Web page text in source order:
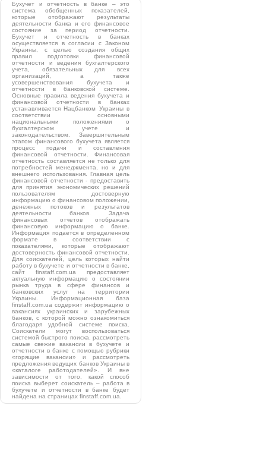
Бухучет и отчетность в банке – это
система обобщенных показателей,
которые отображают результаты
деятельности банка и его финансовое
состояние за период отчетности.
Бухучет и отчетность в банках
осуществляется в согласии с Законом
Украины, с целью создания общих
правил подготовки финансовой
отчетности и ведения бухгалтерского
учета, обязательных для всех
организаций, а также
усовершенствования бухучета и
отчетности в банковской системе.
Основные правила ведения бухучета и
финансовой отчетности в банках
устанавливается Нацбанком Украины в
соответствии основными
национальными положениями о
бухгалтерском учете и
законодательством. Завершительным
этапом финансового бухучета является
процесс подачи и составления
финансовой отчетности. Финансовая
отчетность составляется не только для
потребностей менеджмента, но и для
внешнего использования. Главная цель
финансовой отчетности - предоставить
для принятия экономических решений
пользователям достоверную
информацию о финансовом положении,
денежных потоков и результатов
деятельности банков. Задача
финансовых отчетов отображать
финансовую информацию о банке.
Информация подается в определенном
формате в соответствии с
показателями, которые отображают
достоверность финансовой отчетности.
Для соискателей, цель которых найти
работу в бухучете и отчетности в банке,
сайт finstaff.com.ua предоставляет
актуальную информацию о состоянии
рынка труда в сфере финансов и
банковских услуг на территории
Украины. Информационная база
finstaff.com.ua содержит информацию о
вакансиях украинских и зарубежных
банков, с которой можно ознакомиться
благодаря удобной системе поиска.
Соискатели могут воспользоваться
системой быстрого поиска, рассмотреть
самые свежие вакансии в бухучете и
отчетности в банке с помощью рубрики
«горящие вакансии» и рассмотреть
предложения ведущих банков Украины в
«каталоге работодателей». И вне
зависимости от того, какой способ
поиска выберет соискатель – работа в
бухучете и отчетности в банке будет
найдена на страницах finstaff.com.ua.